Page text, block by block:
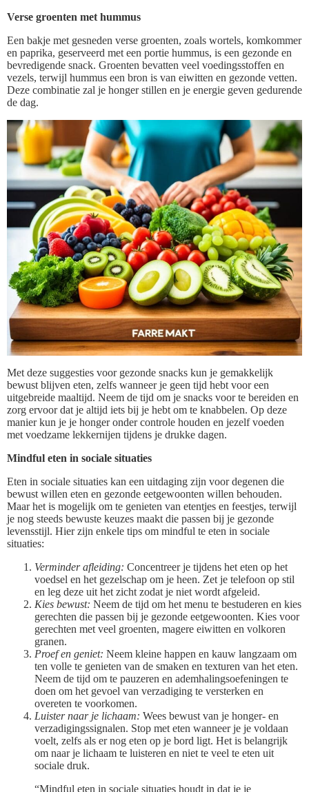
Verse groenten met hummus
Een bakje met gesneden verse groenten, zoals wortels, komkommer
en paprika, geserveerd met een portie hummus, is een gezonde en
bevredigende snack. Groenten bevatten veel voedingsstoffen en
vezels, terwijl hummus een bron is van eiwitten en gezonde vetten.
Deze combinatie zal je honger stillen en je energie geven gedurende
de dag.
Met deze suggesties voor gezonde snacks kun je gemakkelijk
bewust blijven eten, zelfs wanneer je geen tijd hebt voor een
uitgebreide maaltijd. Neem de tijd om je snacks voor te bereiden en
zorg ervoor dat je altijd iets bij je hebt om te knabbelen. Op deze
manier kun je je honger onder controle houden en jezelf voeden
met voedzame lekkernijen tijdens je drukke dagen.
Mindful eten in sociale situaties
Eten in sociale situaties kan een uitdaging zijn voor degenen die
bewust willen eten en gezonde eetgewoonten willen behouden.
Maar het is mogelijk om te genieten van etentjes en feestjes, terwijl
je nog steeds bewuste keuzes maakt die passen bij je gezonde
levensstijl. Hier zijn enkele tips om mindful te eten in sociale
situaties:
Verminder afleiding: Concentreer je tijdens het eten op het
voedsel en het gezelschap om je heen. Zet je telefoon op stil
en leg deze uit het zicht zodat je niet wordt afgeleid.
Kies bewust: Neem de tijd om het menu te bestuderen en kies
gerechten die passen bij je gezonde eetgewoonten. Kies voor
gerechten met veel groenten, magere eiwitten en volkoren
granen.
Proef en geniet: Neem kleine happen en kauw langzaam om
ten volle te genieten van de smaken en texturen van het eten.
Neem de tijd om te pauzeren en ademhalingsoefeningen te
doen om het gevoel van verzadiging te versterken en
overeten te voorkomen.
Luister naar je lichaam: Wees bewust van je honger- en
verzadigingssignalen. Stop met eten wanneer je je voldaan
voelt, zelfs als er nog eten op je bord ligt. Het is belangrijk
om naar je lichaam te luisteren en niet te veel te eten uit
sociale druk.
“Mindful eten in sociale situaties houdt in dat je je